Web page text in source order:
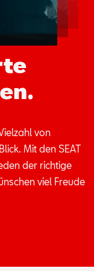
von
Mit den SEAT
der rich­ti­ge
viel Freu­de